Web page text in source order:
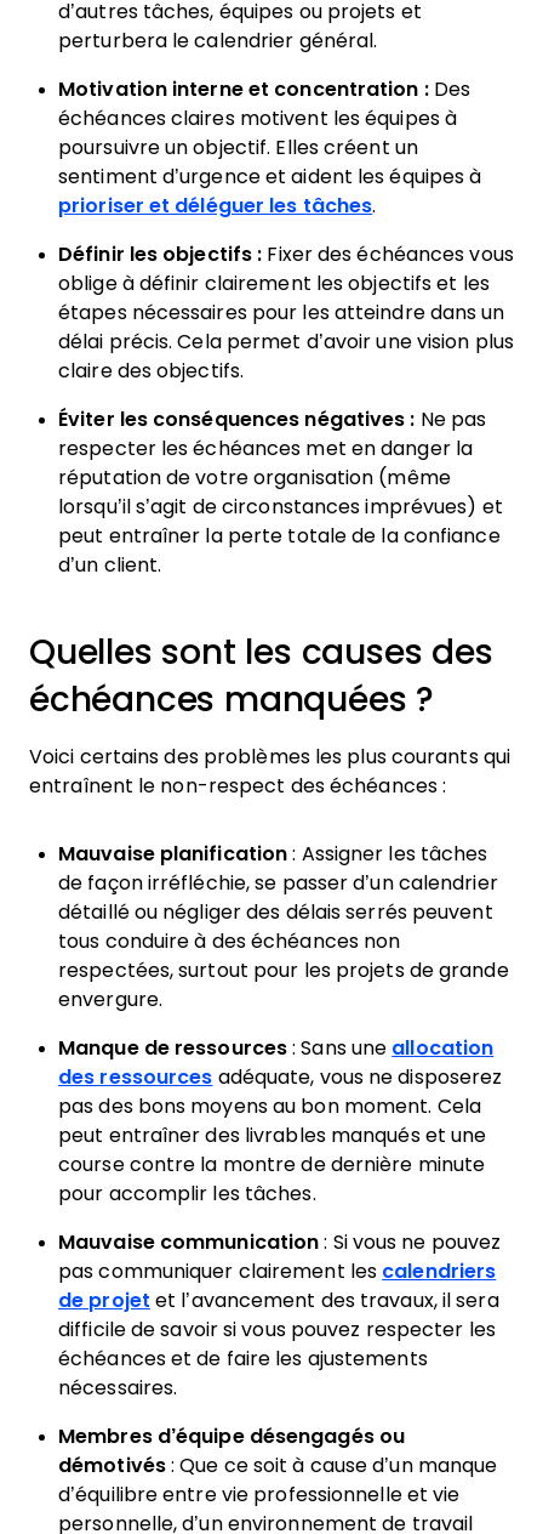
d’autres tâches, équipes ou projets et
perturbera le calendrier général.
Motivation interne et concentration :Des
échéances claires motivent les équipes à
poursuivre un objectif. Elles créent un
sentiment d’urgence et aident les équipes à
prioriser et déléguer les tâches.
Définir les objectifs : Fixer des échéances vous
oblige à définir clairement les objectifs et les
étapes nécessaires pour les atteindre dans un
délai précis. Cela permet d’avoir une vision plus
claire des objectifs.
Éviter les conséquences négatives : Ne pas
respecter les échéances met en danger la
réputation de votre organisation (même
lorsqu’il s’agit de circonstances imprévues) et
peut entraîner la perte totale de la confiance
d’un client.
Quelles sont les causes des
échéances manquées ?
Voici certains des problèmes les plus courants qui
entraînent le non-respect des échéances :
Mauvaise planification : Assigner les tâches
de façon irréfléchie, se passer d’un calendrier
détaillé ou négliger des délais serrés peuvent
tous conduire à des échéances non
respectées, surtout pour les projets de grande
envergure.
Manque de ressources : Sans une allocation
des ressources adéquate, vous ne disposerez
pas des bons moyens au bon moment. Cela
peut entraîner des livrables manqués et une
course contre la montre de dernière minute
pour accomplir les tâches.
Mauvaise communication : Si vous ne pouvez
pas communiquer clairement les calendriers
de projet et l’avancement des travaux, il sera
difficile de savoir si vous pouvez respecter les
échéances et de faire les ajustements
nécessaires.
Membres d’équipe désengagés ou
démotivés: Que ce soit à cause d’un manque
d’équilibre entre vie professionnelle et vie
personnelle, d’un environnement de travail